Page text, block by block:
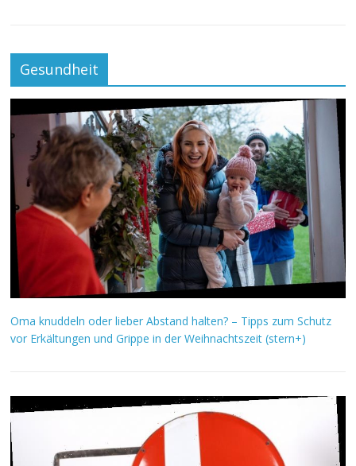
Gesundheit
Oma knuddeln oder lieber Abstand halten? – Tipps zum Schutz
vor Erkältungen und Grippe in der Weihnachtszeit (stern+)